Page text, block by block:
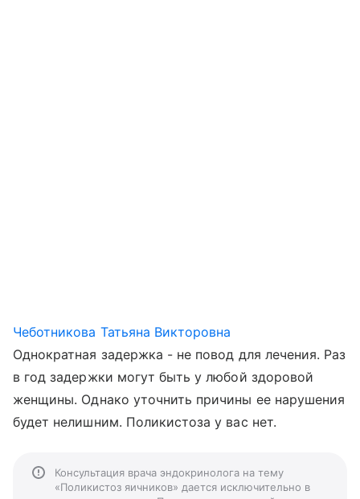
Чеботникова Татьяна Викторовна
Однократная задержка - не повод для лечения. Раз
в год задержки могут быть у любой здоровой
женщины. Однако уточнить причины ее нарушения
будет нелишним. Поликистоза у вас нет.
Консультация врача эндокринолога на тему
«Поликистоз яичников» дается исключительно в